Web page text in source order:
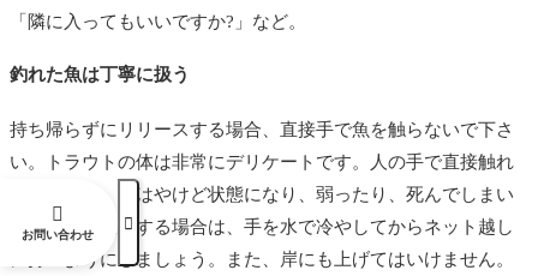
「隣に入ってもいいですか?」など。
釣れた魚は丁寧に扱う
持ち帰らずにリリースする場合、直接手で魚を触らないで下さ
い。トラウトの体は非常にデリケートです。人の手で直接触れ
てしまうと、体はやけど状態になり、弱ったり、死んでしまい
ます。写真撮影する場合は、手を水で冷やしてからネット越し
に持つようにしましょう。また、岸にも上げてはいけません。

お問い合わせ
